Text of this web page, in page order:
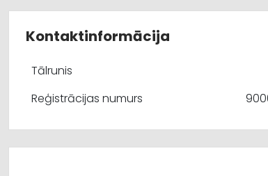
Kontaktinformācija
Tālrunis
Reģistrācijas numurs